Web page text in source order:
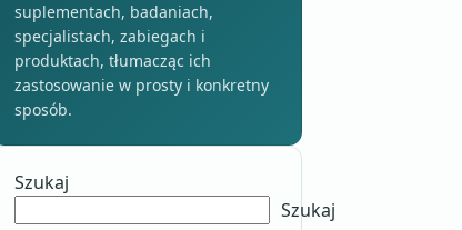
suplementach, badaniach,
specjalistach, zabiegach i
produktach, tłumacząc ich
zastosowanie w prosty i konkretny
sposób.
Szukaj
Szukaj